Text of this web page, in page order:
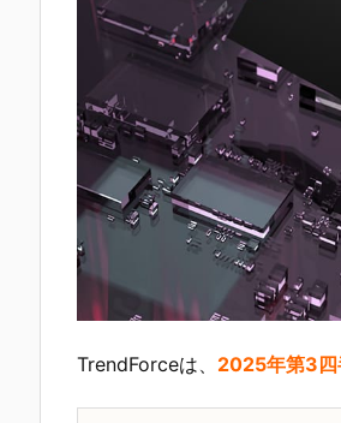
TrendForceは、 2025年第3四